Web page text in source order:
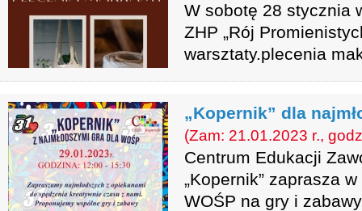
W sobotę 28 stycznia
ZHP „Rój
warsztaty.plecenia
„Kopernik” dla
(Zam: 21.01.2023 r.,
Centrum Edukacji
„Kopernik” zaprasza
WOŚP na gry i